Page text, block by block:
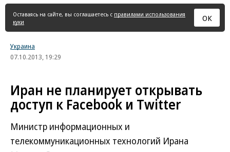
страница
Оставаясь на сайте, вы соглашаетесь с правилами использования
куки
ОК
Украина
07.10.2013, 19:29
Иран не планирует открывать
доступ к Facebook и Twitter
Министр информационных и
телекоммуникационных технологий Ирана